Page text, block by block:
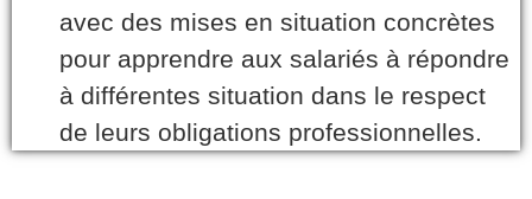
avec des mises en situation concrètes
pour apprendre aux salariés à répondre
à différentes situation dans le respect
de leurs obligations professionnelles.